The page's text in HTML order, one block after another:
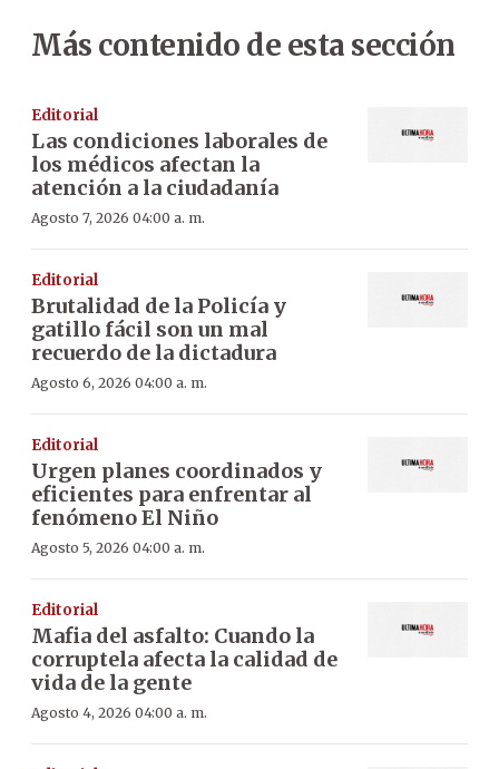
Más contenido de esta sección
Editorial
Las condiciones laborales de
los médicos afectan la
atención a la ciudadanía
Agosto 7, 2026 04:00 a. m.
Editorial
Brutalidad de la Policía y
gatillo fácil son un mal
recuerdo de la dictadura
Agosto 6, 2026 04:00 a. m.
Editorial
Urgen planes coordinados y
eficientes para enfrentar al
fenómeno El Niño
Agosto 5, 2026 04:00 a. m.
Editorial
Mafia del asfalto: Cuando la
corruptela afecta la calidad de
vida de la gente
Agosto 4, 2026 04:00 a. m.